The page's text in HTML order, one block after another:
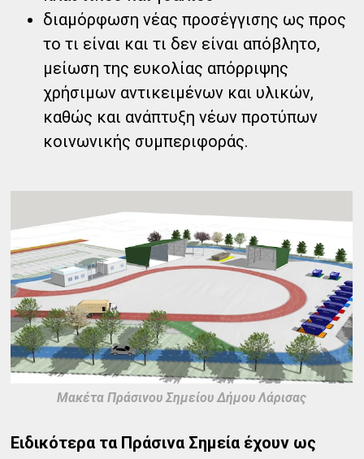
διαμόρφωση νέας προσέγγισης ως προς
το τι είναι και τι δεν είναι απόβλητο,
μείωση της ευκολίας απόρριψης
χρήσιμων αντικειμένων και υλικών,
καθώς και ανάπτυξη νέων προτύπων
κοινωνικής συμπεριφοράς.
Μακέτα Πράσινου Σημείου Δήμου Λάρισας
Ειδικότερα τα Πράσινα Σημεία έχουν ως